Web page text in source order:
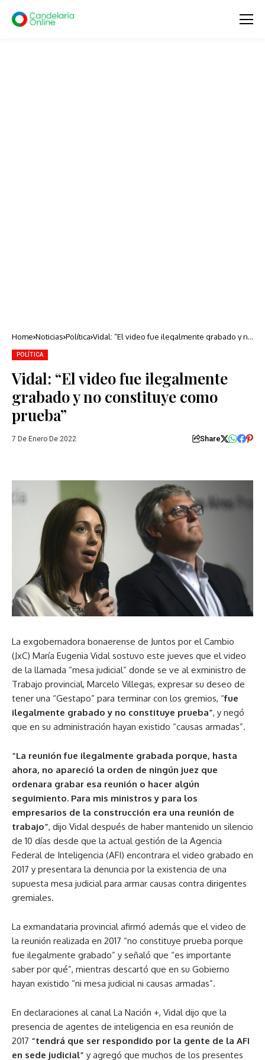
Home Noticias Política Vidal: “El video fue ilegalmente grabado y no
POLÍTICA
Vidal: “El video fue ilegalmente
grabado y no constituye como
prueba”
7 De Enero De 2022 Share
La exgobernadora bonaerense de Juntos por el Cambio
(JxC) María Eugenia Vidal sostuvo este jueves que el video
de la llamada “mesa judicial” donde se ve al exministro de
Trabajo provincial, Marcelo Villegas, expresar su deseo de
tener una “Gestapo” para terminar con los gremios, “fue
ilegalmente grabado y no constituye prueba”, y negó
que en su administración hayan existido “causas armadas”.
“La reunión fue ilegalmente grabada porque, hasta
ahora, no apareció la orden de ningún juez que
ordenara grabar esa reunión o hacer algún
seguimiento. Para mis ministros y para los
empresarios de la construcción era una reunión de
trabajo”, dijo Vidal después de haber mantenido un silencio
de 10 días desde que la actual gestión de la Agencia
Federal de Inteligencia (AFI) encontrara el video grabado en
2017 y presentara la denuncia por la existencia de una
supuesta mesa judicial para armar causas contra dirigentes
gremiales.
La exmandataria provincial afirmó además que el video de
la reunión realizada en 2017 “no constituye prueba porque
fue ilegalmente grabado” y señaló que “es importante
saber por qué”, mientras descartó que en su Gobierno
hayan existido “ni mesa judicial ni causas armadas”.
En declaraciones al canal La Nación +, Vidal dijo que la
presencia de agentes de inteligencia en esa reunión de
2017 “tendrá que ser respondido por la gente de la AFI
en sede judicial” y agregó que muchos de los presentes